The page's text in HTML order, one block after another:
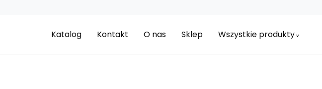
Katalog Kontakt O nas Sklep Wszystkie produkty